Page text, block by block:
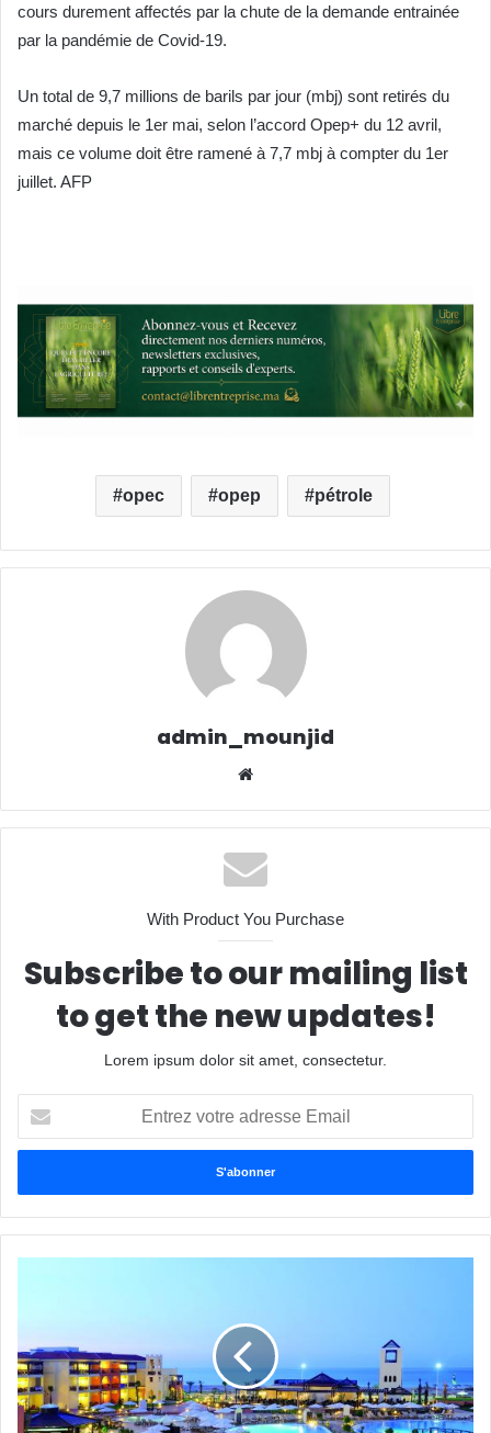
cours durement affectés par la chute de la demande entrainée
par la pandémie de Covid-19.
Un total de 9,7 millions de barils par jour (mbj) sont retirés du
marché depuis le 1er mai, selon l’accord Opep+ du 12 avril,
mais ce volume doit être ramené à 7,7 mbj à compter du 1er
juillet. AFP
opec opep pétrole
admin_mounjid
e
With Product You Purchase
Subscribe to our mailing list
to get the new updates!
Lorem ipsum dolor sit amet, consectetur.
t
e
z
a
d
r
e